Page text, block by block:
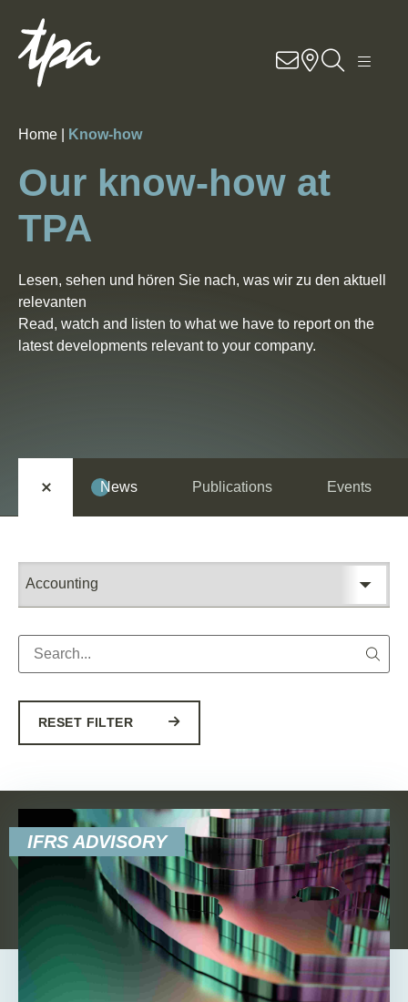
Know-how
Industries
About us
Career
Contact us
Home | Know-how
Our know-how at
TPA
Lesen, sehen und hören Sie nach, was wir zu den aktuell
relevanten
Read, watch and listen to what we have to report on the
latest developments relevant to your company.
News Publications Events
RESET FILTER
IFRS ADVISORY